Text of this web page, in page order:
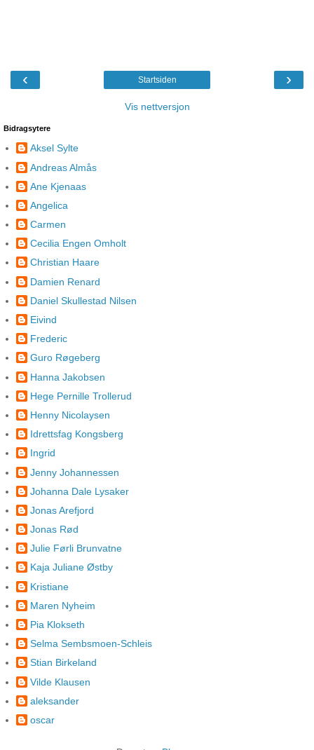
‹ ›
Startsiden
Vis nettversjon
Bidragsytere
Aksel Sylte
Andreas Almås
Ane Kjenaas
Angelica
Carmen
Cecilia Engen Omholt
Christian Haare
Damien Renard
Daniel Skullestad Nilsen
Eivind
Frederic
Guro Røgeberg
Hanna Jakobsen
Hege Pernille Trollerud
Henny Nicolaysen
Idrettsfag Kongsberg
Ingrid
Jenny Johannessen
Johanna Dale Lysaker
Jonas Arefjord
Jonas Rød
Julie Førli Brunvatne
Kaja Juliane Østby
Kristiane
Maren Nyheim
Pia Klokseth
Selma Sembsmoen-Schleis
Stian Birkeland
Vilde Klausen
aleksander
oscar